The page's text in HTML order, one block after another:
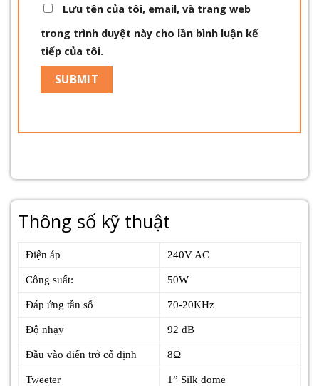
Lưu tên của tôi, email, và trang web
trong trình duyệt này cho lần bình luận kế
tiếp của tôi.
Thông số kỹ thuật
Điện áp 240V AC
Công suất: 50W
Đáp ứng tần số 70-20KHz
Độ nhạy 92 dB
Đầu vào điển trở cố định 8Ω
Tweeter 1” Silk dome